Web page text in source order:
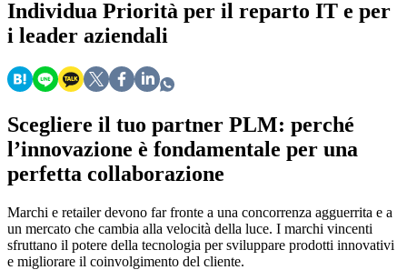
Individua Priorità per il reparto IT e per
i leader aziendali
Scegliere il tuo partner PLM: perché
l’innovazione è fondamentale per una
perfetta collaborazione
Marchi e retailer devono far fronte a una concorrenza agguerrita e a
un mercato che cambia alla velocità della luce. I marchi vincenti
sfruttano il potere della tecnologia per sviluppare prodotti innovativi
e migliorare il coinvolgimento del cliente.